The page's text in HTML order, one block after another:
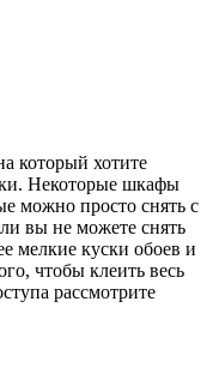
который хотите
Некоторые шкафы
можно просто снять с
вы не можете снять
мелкие куски обоев и
чтобы клеить весь
рассмотрите